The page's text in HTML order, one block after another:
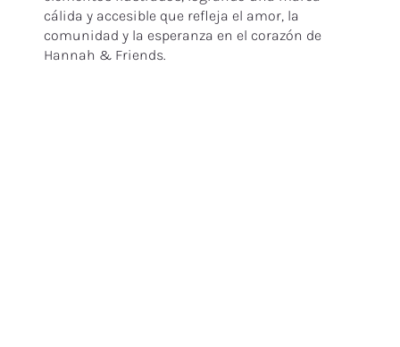
cálida y accesible que refleja el amor, la
comunidad y la esperanza en el corazón de
Hannah & Friends.